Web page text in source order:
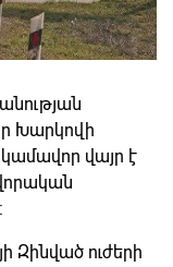
Խարկովի
վայր է
Զինված ուժերի